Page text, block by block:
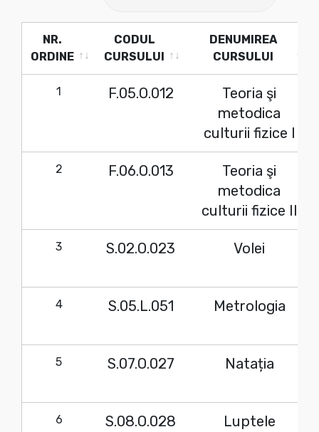
NR.
ORDINE
CODUL
CURSULUI
DENUMIREA
CURSULUI
ORDINE
CURSULUI
CURSULUI
1 F.05.O.012
Teoria şi
metodica
culturii fizice I
2 F.06.O.013
Teoria şi
metodica
culturii fizice II
3 S.02.O.023 Volei
4 S.05.L.051 Metrologia
5 S.07.O.027 Natația
6 S.08.O.028
Luptele